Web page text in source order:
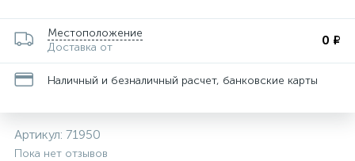
Местоположение
Доставка от
0 ₽
Наличный и безналичный расчет, банковские карты
Артикул: 71950
Пока нет отзывов